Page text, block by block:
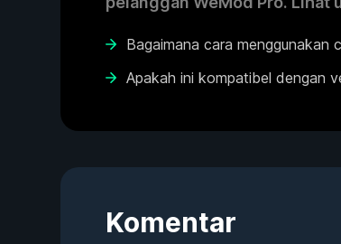
Bagaimana cara menggunakan
Apakah ini kompatibel dengan
Komentar